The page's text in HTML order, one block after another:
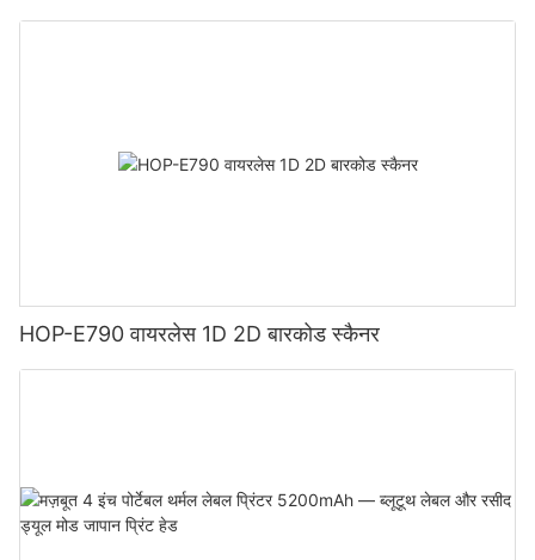
HOP-E790 वायरलेस 1D 2D बारकोड स्कैनर